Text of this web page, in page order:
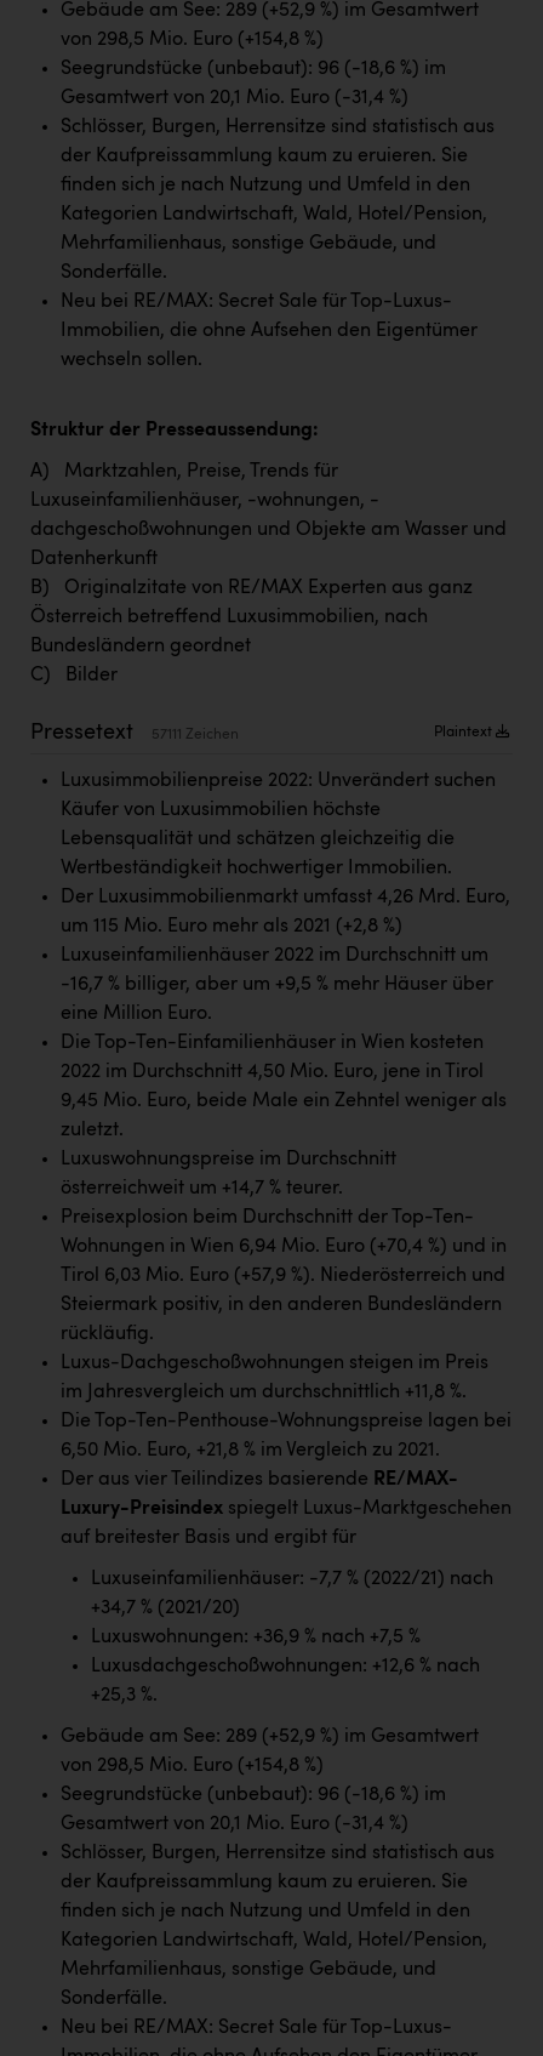
RE/MAX Welcome
Resch&Frisch
RUBBLE MASTER
Ruderclub Wels
SCRI - Salzburg Cancer Research Institute
SCHMACHTL GmbH
Schwingshandl - automation technology gmbh
Seher + Partner
TCL
TGW Logistics
TRAILOMAT & Cycling Austria
VERITAS
Vier Diamanten
Vorlagenportal
ZGONC
ZULuft - Zukunft Luft Austria
Österreichisches Hebammengremium
Dopgas
kunden basics
kontakt
Gebäude am See: 289 (+52,9 %) im Gesamtwert
von 298,5 Mio. Euro (+154,8 %)
Seegrundstücke (unbebaut): 96 (-18,6 %) im
Gesamtwert von 20,1 Mio. Euro (-31,4 %)
Schlösser, Burgen, Herrensitze sind statistisch aus
der Kaufpreissammlung kaum zu eruieren. Sie
finden sich je nach Nutzung und Umfeld in den
Kategorien Landwirtschaft, Wald, Hotel/Pension,
Mehrfamilienhaus, sonstige Gebäude, und
Sonderfälle.
Neu bei RE/MAX: Secret Sale für Top-Luxus-
Immobilien, die ohne Aufsehen den Eigentümer
wechseln sollen.
Struktur der Presseaussendung:
A) Marktzahlen, Preise, Trends für
Luxuseinfamilienhäuser, -wohnungen, -
dachgeschoßwohnungen und Objekte am Wasser und
Datenherkunft
B) Originalzitate von RE/MAX Experten aus ganz
Österreich betreffend Luxusimmobilien, nach
Bundesländern geordnet
C) Bilder
Pressetext 57111 Zeichen Plaintext
Luxusimmobilienpreise 2022: Unverändert suchen
Käufer von Luxusimmobilien höchste
Lebensqualität und schätzen gleichzeitig die
Wertbeständigkeit hochwertiger Immobilien.
Der Luxusimmobilienmarkt umfasst 4,26 Mrd. Euro,
um 115 Mio. Euro mehr als 2021 (+2,8 %)
Luxuseinfamilienhäuser 2022 im Durchschnitt um
-16,7 % billiger, aber um +9,5 % mehr Häuser über
eine Million Euro.
Die Top-Ten-Einfamilienhäuser in Wien kosteten
2022 im Durchschnitt 4,50 Mio. Euro, jene in Tirol
9,45 Mio. Euro, beide Male ein Zehntel weniger als
zuletzt.
Luxuswohnungspreise im Durchschnitt
österreichweit um +14,7 % teurer.
Preisexplosion beim Durchschnitt der Top-Ten-
Wohnungen in Wien 6,94 Mio. Euro (+70,4 %) und in
Tirol 6,03 Mio. Euro (+57,9 %). Niederösterreich und
Steiermark positiv, in den anderen Bundesländern
rückläufig.
Luxus-Dachgeschoßwohnungen steigen im Preis
im Jahresvergleich um durchschnittlich +11,8 %.
Die Top-Ten-Penthouse-Wohnungspreise lagen bei
6,50 Mio. Euro, +21,8 % im Vergleich zu 2021.
Der aus vier Teilindizes basierende RE/MAX-
Luxury-Preisindex spiegelt Luxus-Marktgeschehen
auf breitester Basis und ergibt für
Luxuseinfamilienhäuser: -7,7 % (2022/21) nach
+34,7 % (2021/20)
Luxuswohnungen: +36,9 % nach +7,5 %
Luxusdachgeschoßwohnungen: +12,6 % nach
+25,3 %.
Gebäude am See: 289 (+52,9 %) im Gesamtwert
von 298,5 Mio. Euro (+154,8 %)
Seegrundstücke (unbebaut): 96 (-18,6 %) im
Gesamtwert von 20,1 Mio. Euro (-31,4 %)
Schlösser, Burgen, Herrensitze sind statistisch aus
der Kaufpreissammlung kaum zu eruieren. Sie
finden sich je nach Nutzung und Umfeld in den
Kategorien Landwirtschaft, Wald, Hotel/Pension,
Mehrfamilienhaus, sonstige Gebäude, und
Sonderfälle.
Neu bei RE/MAX: Secret Sale für Top-Luxus-